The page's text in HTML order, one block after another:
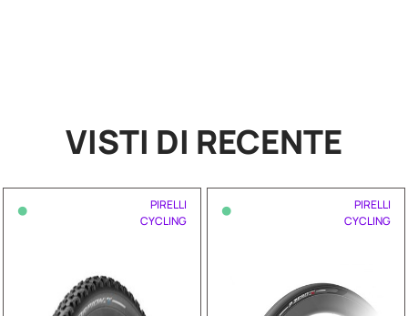
VISTI DI RECENTE
•
PIRELLI
CYCLING
•
PIRELLI
CYCLING